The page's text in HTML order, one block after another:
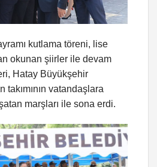
kutlama töreni, lise
okunan şiirler ile devam
Hatay Büyükşehir
takımının vatandaşlara
marşları ile sona erdi.